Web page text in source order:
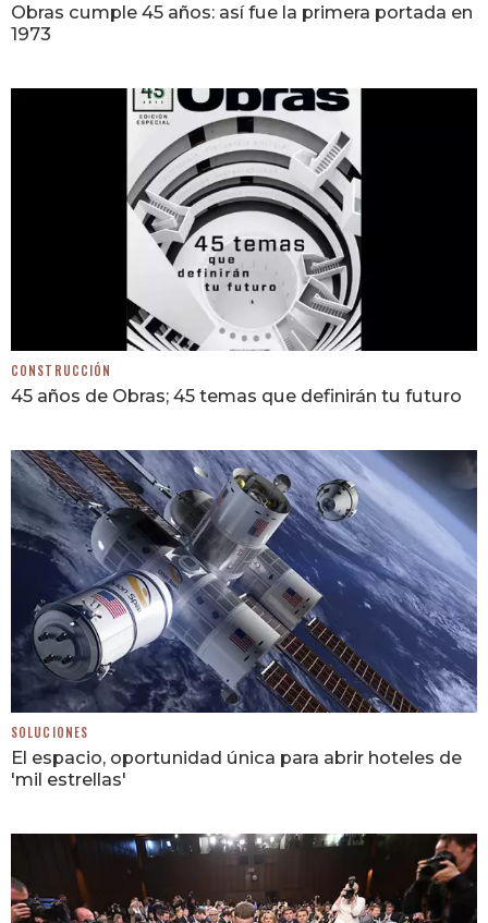
Obras cumple 45 años: así fue la primera portada en
1973
CONSTRUCCIÓN
45 años de Obras; 45 temas que definirán tu futuro
SOLUCIONES
El espacio, oportunidad única para abrir hoteles de
'mil estrellas'